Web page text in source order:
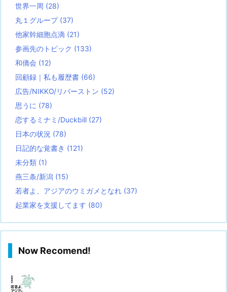
世界一周 (28)
丸１グループ (37)
他家幹細胞点滴 (21)
参画先のトピック (133)
和僑会 (12)
回顧録｜私も履歴書 (66)
広告/NIKKO/リバーストン (52)
思うに (78)
恋するミナミ/Duckbill (27)
日本の状況 (78)
日記的な覚書き (121)
未分類 (1)
燕三条/新潟 (15)
若者よ、アジアのウミガメとなれ (37)
起業家を支援してます (80)
Now Recomend!